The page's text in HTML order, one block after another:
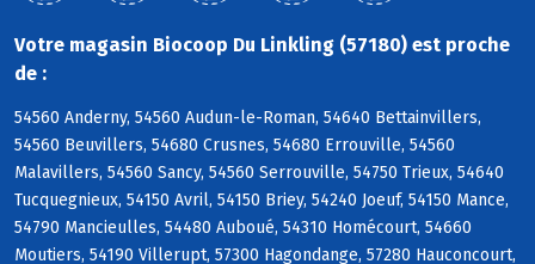
Votre magasin Biocoop Du Linkling (57180) est proche
de :
54560 Anderny, 54560 Audun-le-Roman, 54640 Bettainvillers,
54560 Beuvillers, 54680 Crusnes, 54680 Errouville, 54560
Malavillers, 54560 Sancy, 54560 Serrouville, 54750 Trieux, 54640
Tucquegnieux, 54150 Avril, 54150 Briey, 54240 Joeuf, 54150 Mance,
54790 Mancieulles, 54480 Auboué, 54310 Homécourt, 54660
Moutiers, 54190 Villerupt, 57300 Hagondange, 57280 Hauconcourt,